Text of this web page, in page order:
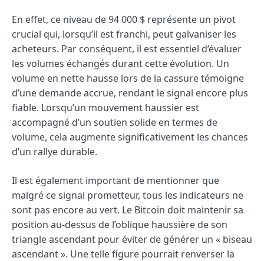
En effet, ce niveau de 94 000 $ représente un pivot
crucial qui, lorsqu’il est franchi, peut galvaniser les
acheteurs. Par conséquent, il est essentiel d’évaluer
les volumes échangés durant cette évolution. Un
volume en nette hausse lors de la cassure témoigne
d’une demande accrue, rendant le signal encore plus
fiable. Lorsqu’un mouvement haussier est
accompagné d’un soutien solide en termes de
volume, cela augmente significativement les chances
d’un rallye durable.
Il est également important de mentionner que
malgré ce signal prometteur, tous les indicateurs ne
sont pas encore au vert. Le Bitcoin doit maintenir sa
position au-dessus de l’oblique haussière de son
triangle ascendant pour éviter de générer un « biseau
ascendant ». Une telle figure pourrait renverser la